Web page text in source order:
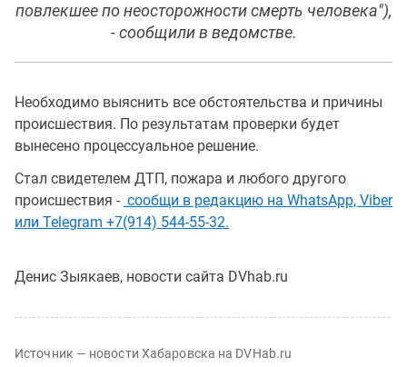
повлекшее по неосторожности смерть человека"),
- сообщили в ведомстве.
Необходимо выяснить все обстоятельства и причины
происшествия. По результатам проверки будет
вынесено процессуальное решение.
Стал свидетелем ДТП, пожара и любого другого
происшествия - сообщи в редакцию на WhatsApp, Viber
или Telegram +7(914) 544-55-32.
Денис Зыякаев, новости сайта DVhab.ru
Источник — новости Хабаровска на DVHab.ru